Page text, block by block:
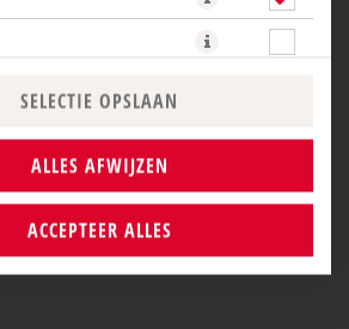
SELECTIE OPSLAAN
ALLES AFWIJZEN
ACCEPTEER ALLES
NU BESTELLEN